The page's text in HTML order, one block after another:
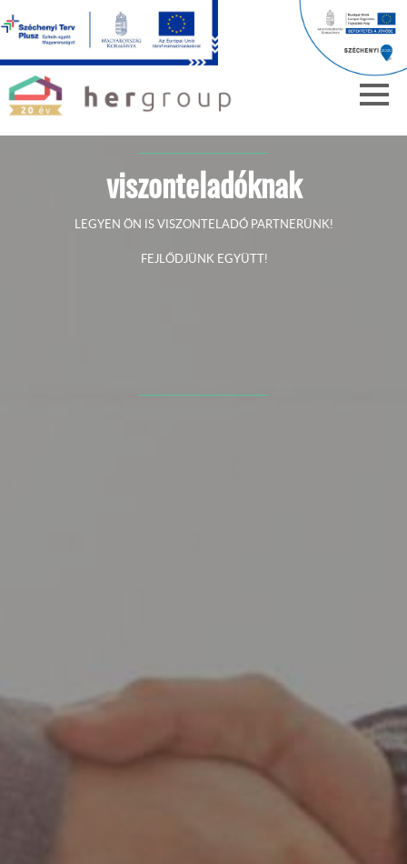
viszonteladóknak
LEGYEN ÖN IS VISZONTELADÓ PARTNERÜNK!
FEJLŐDJÜNK EGYÜTT!